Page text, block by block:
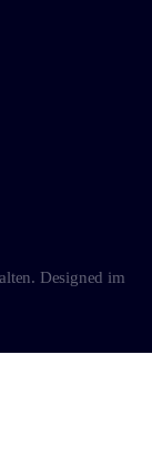
Designed im